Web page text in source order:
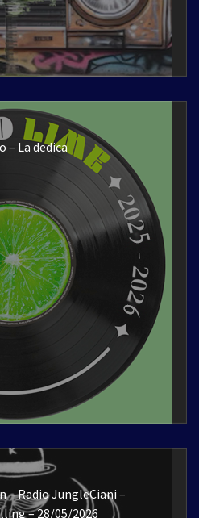
– La dedica
– Radio JungleCiani –
– 28/05/2026